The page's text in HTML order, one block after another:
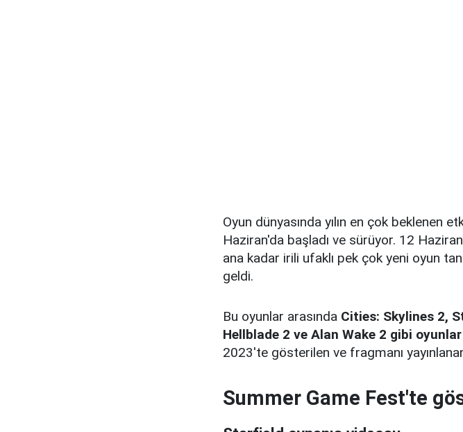
Oyun dünyasında yılın en çok beklenen
Haziran'da başladı ve sürüyor. 12
ana kadar irili ufaklı pek çok yeni oyun
geldi.
Bu oyunlar arasında Cities: Skylines 2,
Hellblade 2 ve Alan Wake 2 gibi oyunlar
2023'te gösterilen ve fragmanı
Summer Game Fest'te